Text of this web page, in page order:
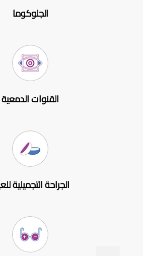
الجلوكوما
القنوات الدمعية
الجراحة التجميلية